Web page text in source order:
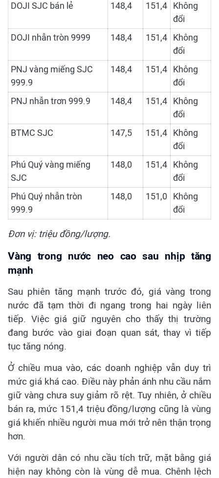
DOJI SJC bán lẻ
148,4 151,4 Không
đổi
DOJI nhẫn tròn 9999
148,4 151,4 Không
đổi
PNJ vàng miếng SJC
999.9
148,4 151,4 Không
đổi
PNJ nhẫn trơn 999.9
148,4 151,4 Không
đổi
BTMC SJC
147,5 151,4 Không
đổi
Phú Quý vàng miếng
SJC
148,0 151,4 Không
đổi
Phú Quý nhẫn tròn
999.9
148,0 151,0
Không
đổi
Đơn vị: triệu đồng/lượng.
Vàng trong nước neo cao sau nhịp tăng
mạnh
Sau phiên tăng mạnh trước đó, giá vàng trong
nước đã tạm thời đi ngang trong hai ngày liên
tiếp. Việc giá giữ nguyên cho thấy thị trường
đang bước vào giai đoạn quan sát, thay vì tiếp
tục tăng nóng.
Ở chiều mua vào, các doanh nghiệp vẫn duy trì
mức giá khá cao. Điều này phản ánh nhu cầu nắm
giữ vàng chưa suy giảm rõ rệt. Tuy nhiên, ở chiều
bán ra, mức 151,4 triệu đồng/lượng cũng là vùng
giá khiến nhiều người mua mới trở nên thận trọng
hơn.
Với người dân có nhu cầu tích trữ, mặt bằng giá
hiện nay không còn là vùng dễ mua. Chênh lệch